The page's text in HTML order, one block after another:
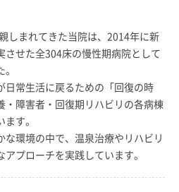
しまれてきた当院は、2014年に新
させた全304床の慢性期病院として
日常生活に戻るための「回復の時
・障害者・回復期リハビリの各病棟
す。
環境の中で、温泉治療やリハビリ
プローチを実践しています。